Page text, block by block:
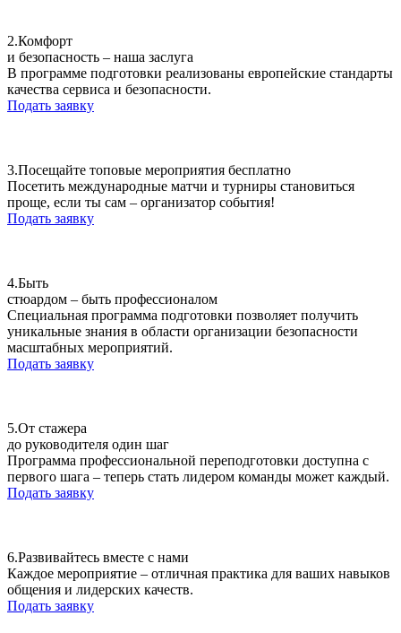
2.Комфорт
и безопасность – наша заслуга
В программе подготовки реализованы европейские стандарты
качества сервиса и безопасности.
Подать заявку
3.Посещайте топовые мероприятия бесплатно
Посетить международные матчи и турниры становиться
проще, если ты сам – организатор события!
Подать заявку
4.Быть
стюардом – быть профессионалом
Специальная программа подготовки позволяет получить
уникальные знания в области организации безопасности
масштабных мероприятий.
Подать заявку
5.От стажера
до руководителя один шаг
Программа профессиональной переподготовки доступна с
первого шага – теперь стать лидером команды может каждый.
Подать заявку
6.Развивайтесь вместе с нами
Каждое мероприятие – отличная практика для ваших навыков
общения и лидерских качеств.
Подать заявку